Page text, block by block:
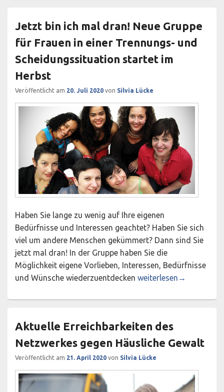
Jetzt bin ich mal dran! Neue Gruppe
für Frauen in einer Trennungs- und
Scheidungssituation startet im
Herbst
Veröffentlicht am 20. Juli 2020 von Silvia Lücke
Haben Sie lange zu wenig auf Ihre eigenen
Bedürfnisse und Interessen geachtet? Haben Sie sich
viel um andere Menschen gekümmert? Dann sind Sie
jetzt mal dran! In der Gruppe haben Sie die
Möglichkeit eigene Vorlieben, Interessen, Bedürfnisse
und Wünsche wiederzuentdecken Jetzt bin ich mal dran!
weiterlesen →
Aktuelle Erreichbarkeiten des
Netzwerkes gegen Häusliche Gewalt
Veröffentlicht am 21. April 2020 von Silvia Lücke